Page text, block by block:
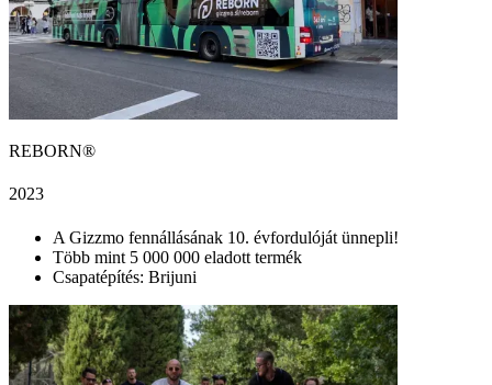
REBORN®
2023
A Gizzmo fennállásának 10. évfordulóját ünnepli!
Több mint 5 000 000 eladott termék
Csapatépítés: Brijuni